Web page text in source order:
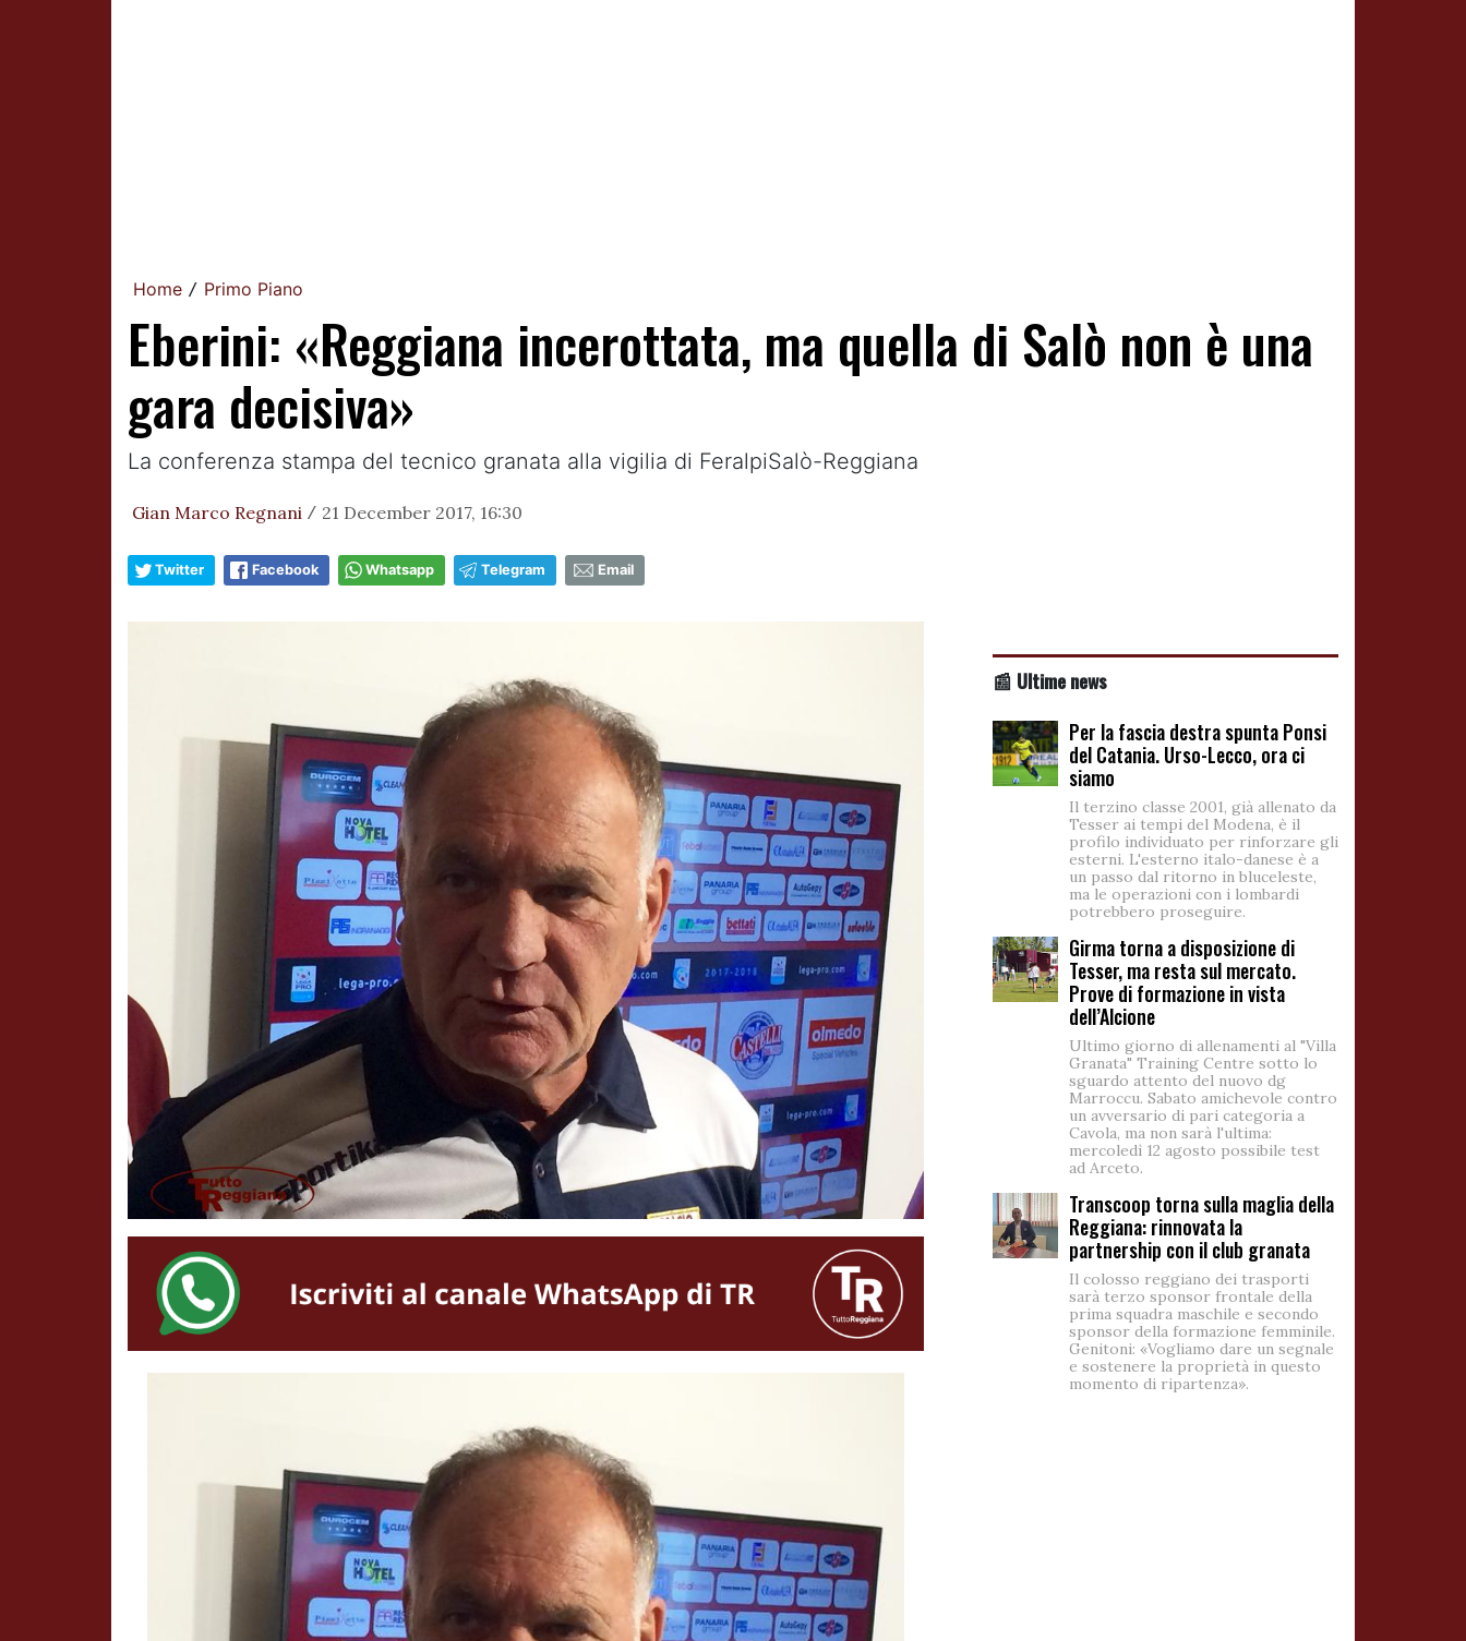
Home / Primo Piano
Eberini: «Reggiana incerottata, ma quella di Salò non è una
gara decisiva»
La conferenza stampa del tecnico granata alla vigilia di FeralpiSalò-Reggiana
Gian Marco Regnani / 21 December 2017, 16:30
Twitter Facebook Whatsapp Telegram Email
📰 Ultime news
Per la fascia destra spunta Ponsi
del Catania. Urso-Lecco, ora ci
siamo
Il terzino classe 2001, già allenato da
Tesser ai tempi del Modena, è il
profilo individuato per rinforzare gli
esterni. L'esterno italo-danese è a
un passo dal ritorno in bluceleste,
ma le operazioni con i lombardi
potrebbero proseguire.
Girma torna a disposizione di
Tesser, ma resta sul mercato.
Prove di formazione in vista
dell’Alcione
Ultimo giorno di allenamenti al "Villa
Granata" Training Centre sotto lo
sguardo attento del nuovo dg
Marroccu. Sabato amichevole contro
un avversario di pari categoria a
Cavola, ma non sarà l'ultima:
mercoledì 12 agosto possibile test
ad Arceto.
Transcoop torna sulla maglia della
Reggiana: rinnovata la
partnership con il club granata
Il colosso reggiano dei trasporti
sarà terzo sponsor frontale della
prima squadra maschile e secondo
sponsor della formazione femminile.
Genitoni: «Vogliamo dare un segnale
e sostenere la proprietà in questo
momento di ripartenza».